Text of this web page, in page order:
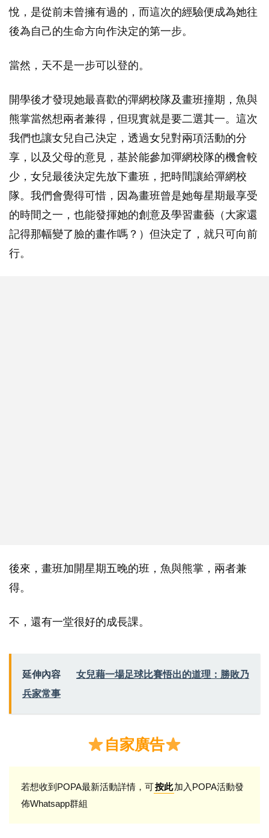
悅，是從前未曾擁有過的，而這次的經驗便成為她往
後為自己的生命方向作決定的第一步。
當然，天不是一步可以登的。
開學後才發現她最喜歡的彈網校隊及畫班撞期，魚與
熊掌當然想兩者兼得，但現實就是要二選其一。這次
我們也讓女兒自己決定，透過女兒對兩項活動的分
享，以及父母的意見，基於能參加彈網校隊的機會較
少，女兒最後決定先放下畫班，把時間讓給彈網校
隊。我們會覺得可惜，因為畫班曾是她每星期最享受
的時間之一，也能發揮她的創意及學習畫藝（大家還
記得那幅變了臉的畫作嗎？）但決定了，就只可向前
行。
後來，畫班加開星期五晚的班，魚與熊掌，兩者兼
得。
不，還有一堂很好的成長課。
延伸內容
女兒藉一場足球比賽悟出的道理：勝敗乃
兵家常事
自家廣告
若想收到POPA最新活動詳情，可按此加入POPA活動發
佈Whatsapp群組